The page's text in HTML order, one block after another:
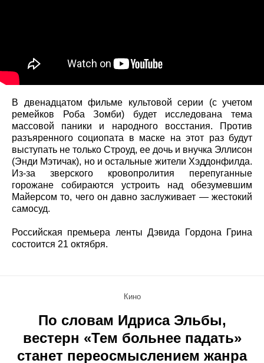
В двенадцатом фильме культовой серии (с учетом
ремейков Роба Зомби) будет исследована тема
массовой паники и народного восстания. Против
разъяренного социопата в маске на этот раз будут
выступать не только Строуд, ее дочь и внучка Эллисон
(Энди Мэтичак), но и остальные жители Хэддонфилда.
Из-за зверского кровопролития перепуганные
горожане собираются устроить над обезумевшим
Майерсом то, чего он давно заслуживает — жестокий
самосуд.
Российская премьера ленты Дэвида Гордона Грина
состоится 21 октября.
Кино
По словам Идриса Эльбы,
вестерн «Тем больнее падать»
станет переосмыслением жанра